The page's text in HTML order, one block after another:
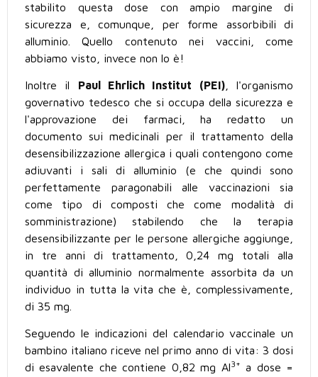
stabilito questa dose con ampio margine di
sicurezza e, comunque, per forme assorbibili di
alluminio. Quello contenuto nei vaccini, come
abbiamo visto, invece non lo è!
Inoltre il Paul Ehrlich Institut (PEI), l'organismo
governativo tedesco che si occupa della sicurezza e
l'approvazione dei farmaci, ha redatto un
documento sui medicinali per il trattamento della
desensibilizzazione allergica i quali contengono come
adiuvanti i sali di alluminio (e che quindi sono
perfettamente paragonabili alle vaccinazioni sia
come tipo di composti che come modalità di
somministrazione) stabilendo che la terapia
desensibilizzante per le persone allergiche aggiunge,
in tre anni di trattamento, 0,24 mg totali alla
quantità di alluminio normalmente assorbita da un
individuo in tutta la vita che è, complessivamente,
di 35 mg.
Seguendo le indicazioni del calendario vaccinale un
bambino italiano riceve nel primo anno di vita: 3 dosi
di esavalente che contiene 0,82 mg Al3+ a dose =